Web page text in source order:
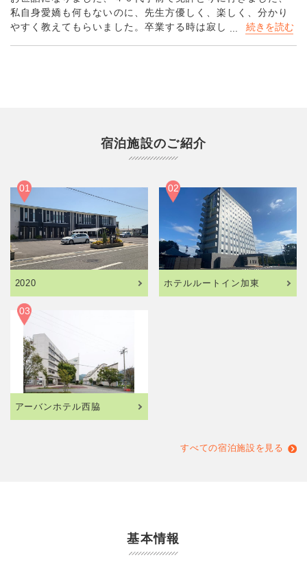
私自身愛嬌も何もないのに、先生方優しく、楽しく、分かり
やすく教えてもらいました。卒業する時は寂しかったです。
宿泊施設のご紹介
2020
01
ホテルルートイン加東
02
アーバンホテル西脇
03
すべての宿泊施設を見る
基本情報